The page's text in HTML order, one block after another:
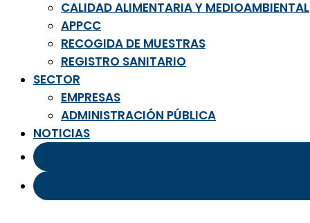
CALIDAD ALIMENTARIA Y MEDIOAMBIENTAL
APPCC
RECOGIDA DE MUESTRAS
REGISTRO SANITARIO
SECTOR
EMPRESAS
ADMINISTRACIÓN PÚBLICA
NOTICIAS